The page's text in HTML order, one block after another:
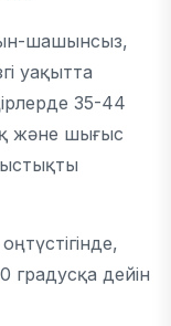
шашынсыз,
уақытта
35-44
және шығыс
градусқа дейін